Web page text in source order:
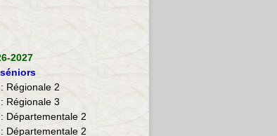
2027
Régionale 2
Régionale 3
Départementale 2
Départementale 2